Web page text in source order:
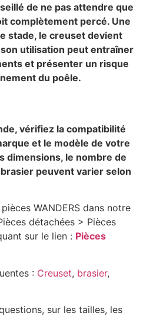
de ne pas attendre que
complètement percé. Une
stade, le creuset devient
utilisation peut entraîner
et présenter un risque
du poêle.
vérifiez la compatibilité
et le modèle de votre
dimensions, le nombre de
peuvent varier selon
WANDERS dans notre
détachées > Pièces
sur le lien : Pièces
: Creuset, brasier,
sur les tailles, les